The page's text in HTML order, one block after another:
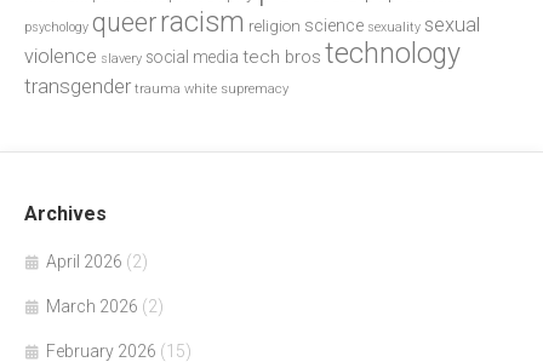
psychology queerracism religion science sexuality sexual
violence slavery social media tech bros technology
transgender trauma white supremacy
Archives
April 2026 (2)
March 2026 (2)
February 2026 (15)